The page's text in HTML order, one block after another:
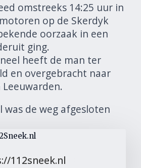
omstreeks 14:25 uur in
op de Skerdyk
oorzaak in een
ging.
heeft de man ter
en overgebracht naar
was de weg afgesloten
112sneek.nl